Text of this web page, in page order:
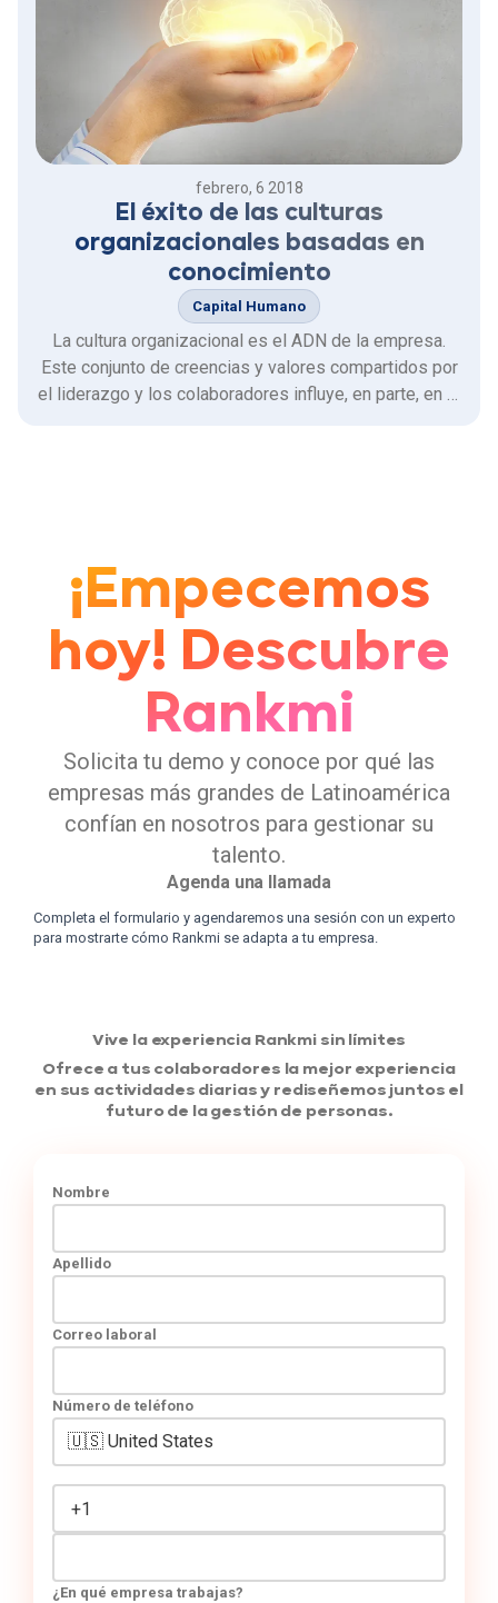
febrero, 6 2018
El éxito de las culturas
organizacionales basadas en
conocimiento
Capital Humano
La cultura organizacional es el ADN de la empresa.
Este conjunto de creencias y valores compartidos por
el liderazgo y los colaboradores influye, en parte, en el
¡Empecemos
hoy! Descubre
Rankmi
Solicita tu demo y conoce por qué las
empresas más grandes de Latinoamérica
confían en nosotros para gestionar su
talento.
Agenda una llamada
Completa el formulario y agendaremos una sesión con un experto
para mostrarte cómo Rankmi se adapta a tu empresa.
Vive la experiencia Rankmi sin límites
Ofrece a tus colaboradores la mejor experiencia
en sus actividades diarias y rediseñemos juntos el
futuro de la gestión de personas.
Nombre
Apellido
Correo laboral
Número de teléfono
¿En qué empresa trabajas?